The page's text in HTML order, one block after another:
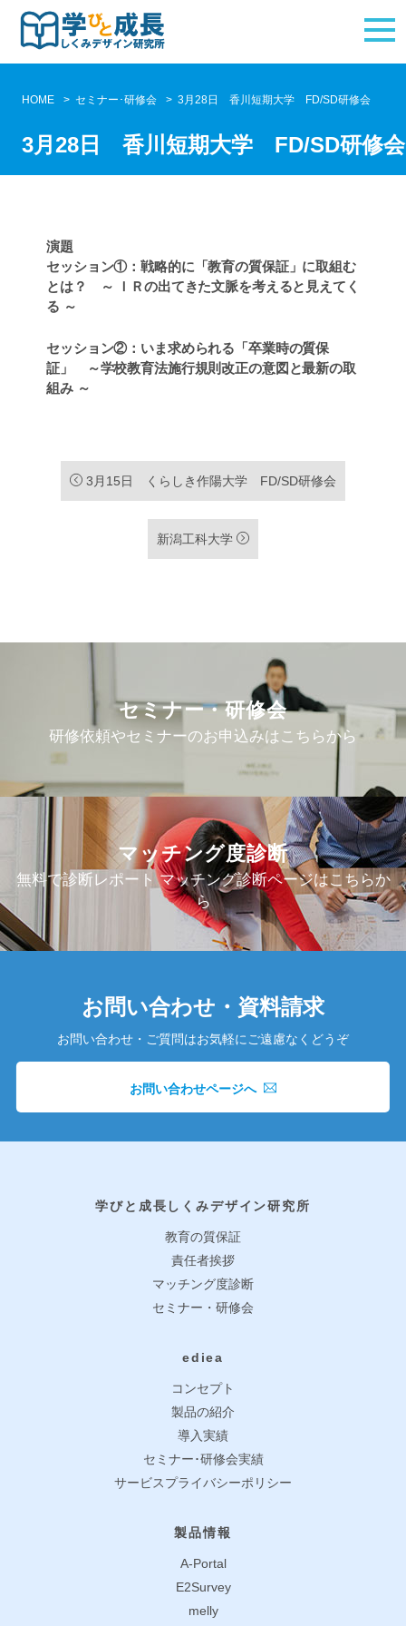
HOME セミナー･研修会 3月28日 香川短期大学 FD/SD研修会
3月28日 香川短期大学 FD/SD研修会
演題
セッション①：戦略的に「教育の質保証」に取組む
とは？ ～ ＩＲの出てきた文脈を考えると見えてく
る ～
セッション②：いま求められる「卒業時の質保
証」 ～学校教育法施行規則改正の意図と最新の取
組み ～
3月15日 くらしき作陽大学 FD/SD研修会
新潟工科大学
セミナー・研修会
研修依頼やセミナーのお申込みはこちらから
マッチング度診断
無料で診断レポート マッチング診断ページはこちらか
ら
お問い合わせ・資料請求
お問い合わせ・ご質問はお気軽にご遠慮なくどうぞ
お問い合わせページへ
学びと成長しくみデザイン研究所
教育の質保証
責任者挨拶
マッチング度診断
セミナー・研修会
ediea
コンセプト
製品の紹介
導入実績
セミナー･研修会実績
サービスプライバシーポリシー
製品情報
A-Portal
E2Survey
melly